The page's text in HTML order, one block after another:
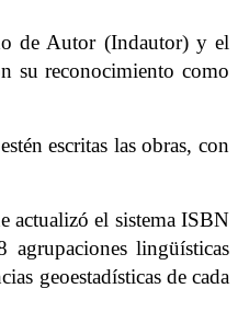
de Autor (Indautor) y el
su reconocimiento como
escritas las obras, con
actualizó el sistema ISBN
lingüísticas
geoestadísticas de cada